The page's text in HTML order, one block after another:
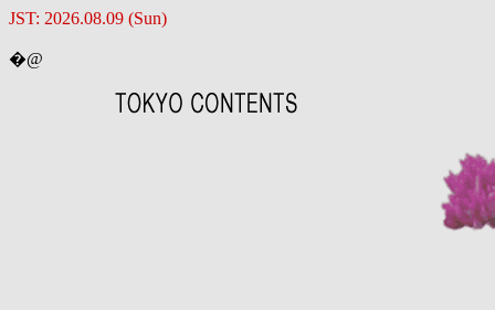
JST: 2026.08.09 (Sun)
�@